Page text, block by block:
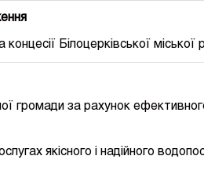
Білоцерківської міської
громади за рахунок
якісного і надійного